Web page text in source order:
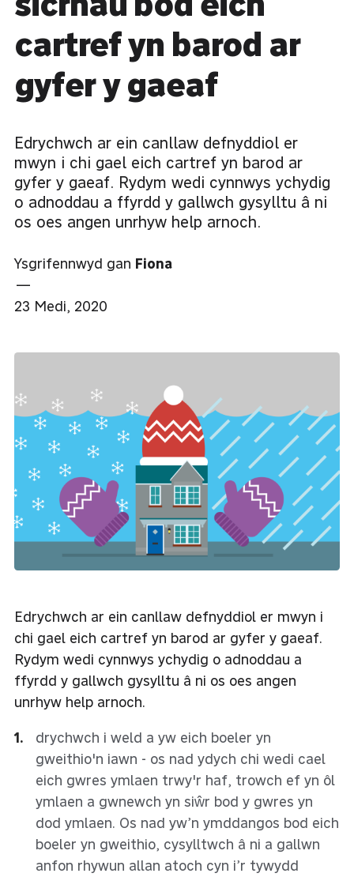
cartref yn barod ar
gyfer y gaeaf
Edrychwch ar ein canllaw defnyddiol er
mwyn i chi gael eich cartref yn barod ar
gyfer y gaeaf. Rydym wedi cynnwys ychydig
o adnoddau a ffyrdd y gallwch gysylltu â ni
os oes angen unrhyw help arnoch.
Ysgrifennwyd gan Fiona
—
23 Medi, 2020
Edrychwch ar ein canllaw defnyddiol er mwyn i
chi gael eich cartref yn barod ar gyfer y gaeaf.
Rydym wedi cynnwys ychydig o adnoddau a
ffyrdd y gallwch gysylltu â ni os oes angen
unrhyw help arnoch.
drychwch i weld a yw eich boeler yn
gweithio'n iawn - os nad ydych chi wedi cael
eich gwres ymlaen trwy'r haf, trowch ef yn ôl
ymlaen a gwnewch yn siŵr bod y gwres yn
dod ymlaen. Os nad yw’n ymddangos bod eich
boeler yn gweithio, cysylltwch â ni a gallwn
anfon rhywun allan atoch cyn i’r tywydd